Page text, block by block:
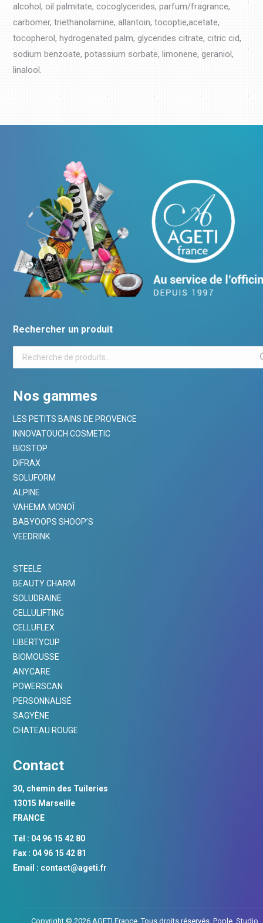
alcohol, oil palmitate, cocoglycerides, parfum/fragrance,
carbomer, triethanolamine, allantoin, tocoptie,acetate,
tocopherol, hydrogenated palm, glycerides citrate, citric cid,
sodium benzoate, potassium sorbate, limonene, geraniol,
linalool.
Rechercher un produit
Nos gammes
LES PETITS BAINS DE PROVENCE
INNOVATOUCH COSMETIC
BIOSTOP
DIFRAX
SOLUFORM
ALPINE
VAHEMA MONOÏ
BABYOOPS SHOOP’S
VEEDRINK
STEELE
BEAUTY CHARM
SOLUDRAINE
CELLULIFTING
CELLUFLEX
LIBERTYCUP
BIOMOUSSE
ANYCARE
POWERSCAN
PERSONNALISÉ
SAGYÈNE
CHATEAU ROUGE
Contact
30, chemin des Tuileries
13015 Marseille
FRANCE
Tél : 04 96 15 42 80
Fax : 04 96 15 42 81
Email : contact@ageti.fr
Copyright © 2026 AGETI France. Tous droits réservés. Pople. Studio